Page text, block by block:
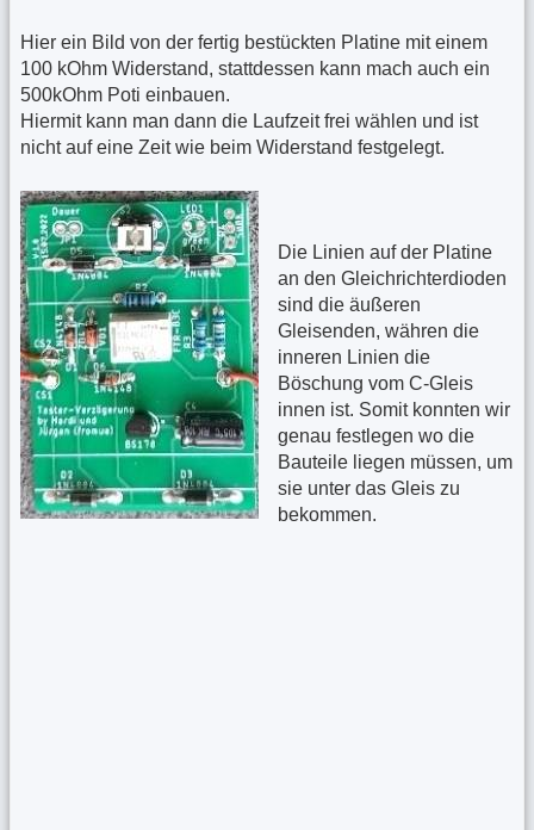
Hier ein Bild von der fertig bestückten Platine mit einem
100 kOhm Widerstand, stattdessen kann mach auch ein
500kOhm Poti einbauen.
Hiermit kann man dann die Laufzeit frei wählen und ist
nicht auf eine Zeit wie beim Widerstand festgelegt.
Die Linien auf der Platine
an den Gleichrichterdioden
sind die äußeren
Gleisenden, währen die
inneren Linien die
Böschung vom C-Gleis
innen ist. Somit konnten wir
genau festlegen wo die
Bauteile liegen müssen, um
sie unter das Gleis zu
bekommen.